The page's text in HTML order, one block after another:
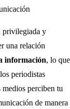
privilegiada y
una relación
información, lo que
periodistas
perciben tu
de manera